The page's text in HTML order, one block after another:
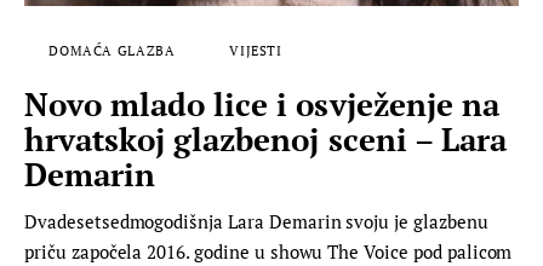
DOMAĆA GLAZBA VIJESTI
Novo mlado lice i osvježenje na
hrvatskoj glazbenoj sceni – Lara
Demarin
Dvadesetsedmogodišnja Lara Demarin svoju je glazbenu
priču započela 2016. godine u showu The Voice pod palicom